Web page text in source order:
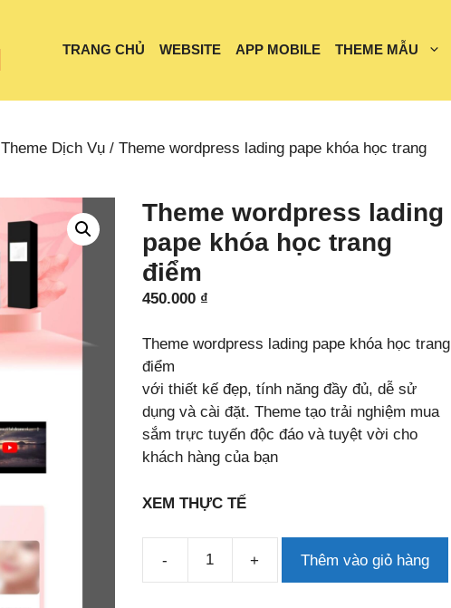
TRANG CHỦ WEBSITE APP MOBILE THEME MẪU
Theme Dịch Vụ / Theme wordpress lading pape khóa học trang
Theme wordpress lading
pape khóa học trang
điểm
450.000 ₫
Theme wordpress lading pape khóa học trang
điểm
với thiết kế đẹp, tính năng đầy đủ, dễ sử
dụng và cài đặt. Theme tạo trải nghiệm mua
sắm trực tuyến độc đáo và tuyệt vời cho
khách hàng của bạn
XEM THỰC TẾ
- + Thêm vào giỏ hàng